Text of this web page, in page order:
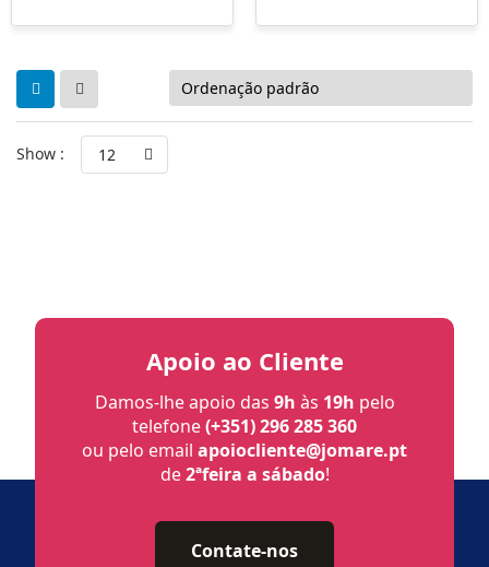
Show : 12
Apoio ao Cliente
Damos-lhe apoio das 9h às 19h pelo
telefone(+351) 296 285 360
ou pelo email apoiocliente@jomare.pt
de2ªfeira a sábado!
Contate-nos